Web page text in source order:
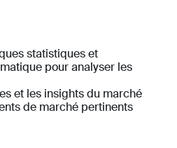
statistiques et
pour analyser les
et les insights du marché
de marché pertinents